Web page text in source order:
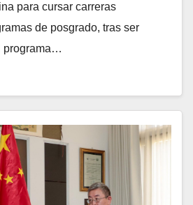
para cursar carreras
de posgrado, tras ser
programa…